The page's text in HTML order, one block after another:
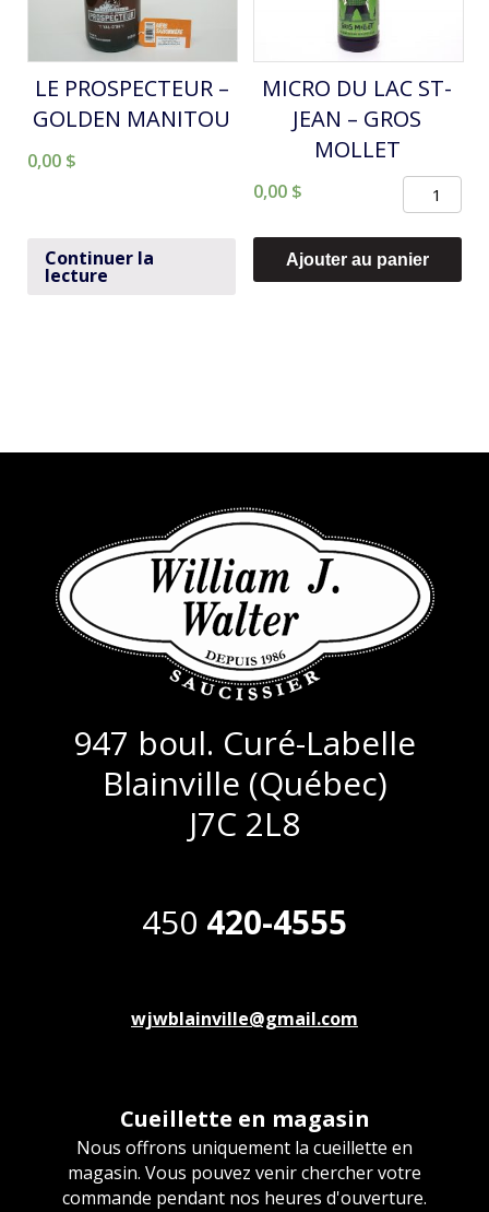
LE PROSPECTEUR –
GOLDEN MANITOU
0,00 $
Continuer la
lecture
MICRO DU LAC ST-
JEAN – GROS
MOLLET
0,00 $
quantité
MICRO
DU
Ajouter au panier
947 boul. Curé-Labelle
Blainville (Québec)
J7C 2L8
450 420-4555
wjwblainville@gmail.com
Cueillette en magasin
Nous offrons uniquement la cueillette en
magasin. Vous pouvez venir chercher votre
commande pendant nos heures d'ouverture.